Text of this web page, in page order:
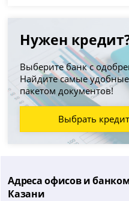
Нужен
Выберите банк с
Найдите самые
пакетом документов!
Выбрать
Адреса офисов и
Казани